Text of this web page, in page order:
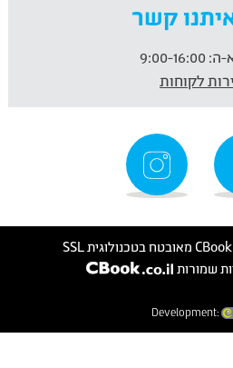
קשר
ה:
לקוחות
Development: